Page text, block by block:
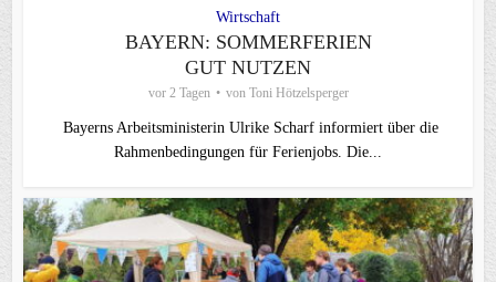
Wirtschaft
BAYERN: SOMMERFERIEN
GUT NUTZEN
vor 2 Tagen von Toni Hötzelsperger
Bayerns Arbeitsministerin Ulrike Scharf informiert über die
Rahmenbedingungen für Ferienjobs. Die...